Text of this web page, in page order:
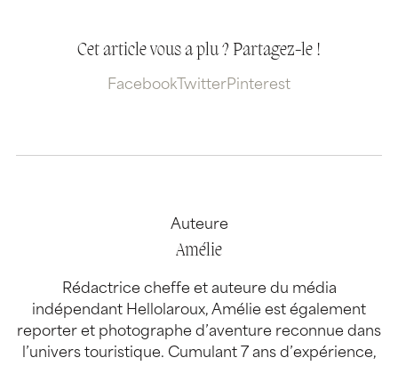
Cet article vous a plu ? Partagez-le !
Facebook TwitterPinterest
Auteure
Amélie
Rédactrice cheffe et auteure du média
indépendant Hellolaroux, Amélie est également
reporter et photographe d’aventure reconnue dans
l’univers touristique. Cumulant 7 ans d’expérience,